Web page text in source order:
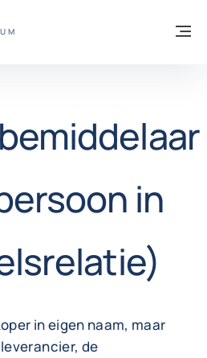
FOR TRADE - GROEP WEBSITE
in
in eigen naam, maar
de